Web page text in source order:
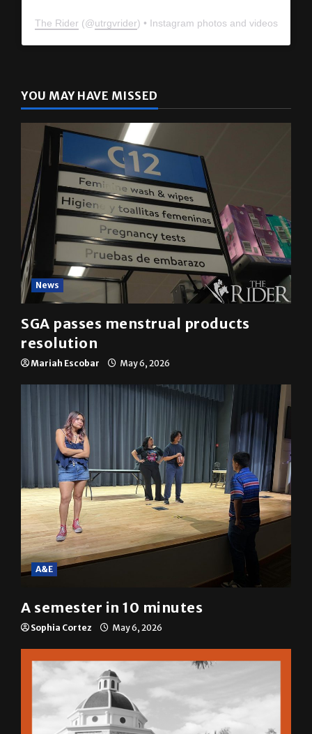
The Rider (@utrgvrider) • Instagram photos and videos
YOU MAY HAVE MISSED
News
SGA passes menstrual products
resolution
Mariah Escobar May 6, 2026
A&E
A semester in 10 minutes
Sophia Cortez May 6, 2026